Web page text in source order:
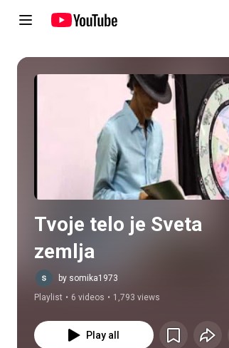
Play all
Tvoje telo je Sveta
zemlja
by somika1973
Playlist • 6 videos • 1,793 views
Play all